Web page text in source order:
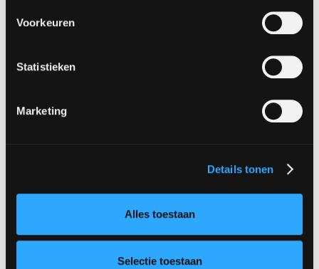
Voorkeuren
Statistieken
Marketing
Details tonen
Alles toestaan
Selectie toestaan